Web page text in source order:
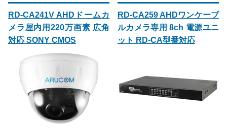
RD-CA241V AHDドームカ
メラ屋内用220万画素 広角
対応 SONY CMOS
RD-CA259 AHDワンケーブ
ルカメラ専用 8ch 電源ユニ
ット RD-CA型番対応